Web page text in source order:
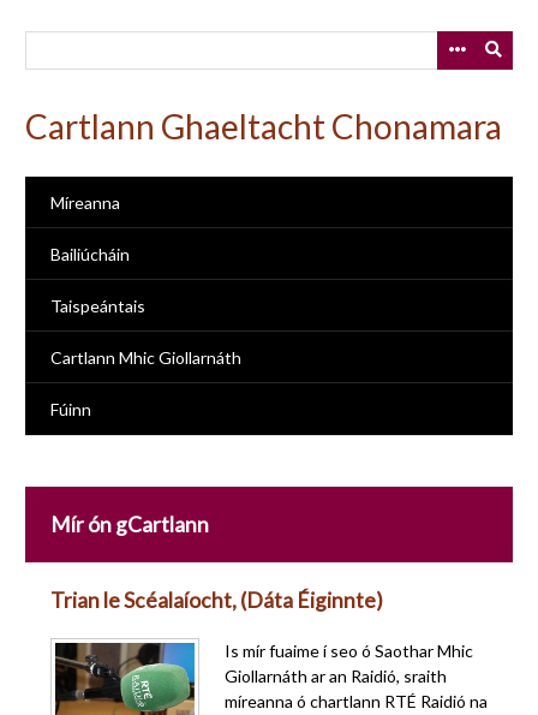
Cartlann Ghaeltacht Chonamara
Míreanna
Bailiúcháin
Taispeántais
Cartlann Mhic Giollarnáth
Fúinn
Mír ón gCartlann
Trian le Scéalaíocht, (Dáta Éiginnte)
Is mír fuaime í seo ó Saothar Mhic
Giollarnáth ar an Raidió, sraith
míreanna ó chartlann RTÉ Raidió na